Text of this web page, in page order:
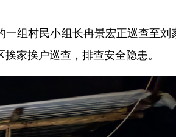
一组村民小组长冉景宏正巡查至刘
家挨户巡查，排查安全隐患。